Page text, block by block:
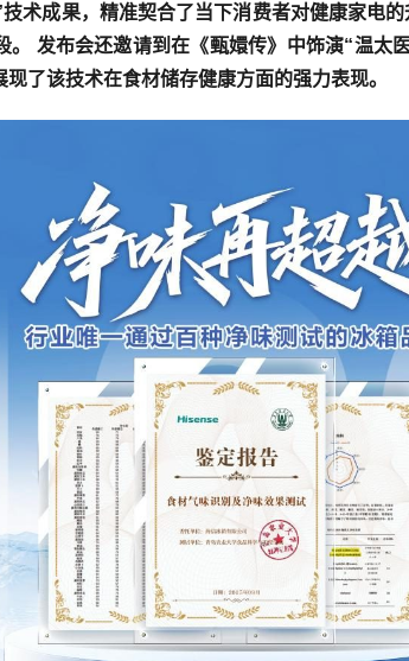
术成果，精准契合了当下消费者对健康家电
发布会还邀请到在《甄嬛传》中饰演“温太
了该技术在食材储存健康方面的强力表现。